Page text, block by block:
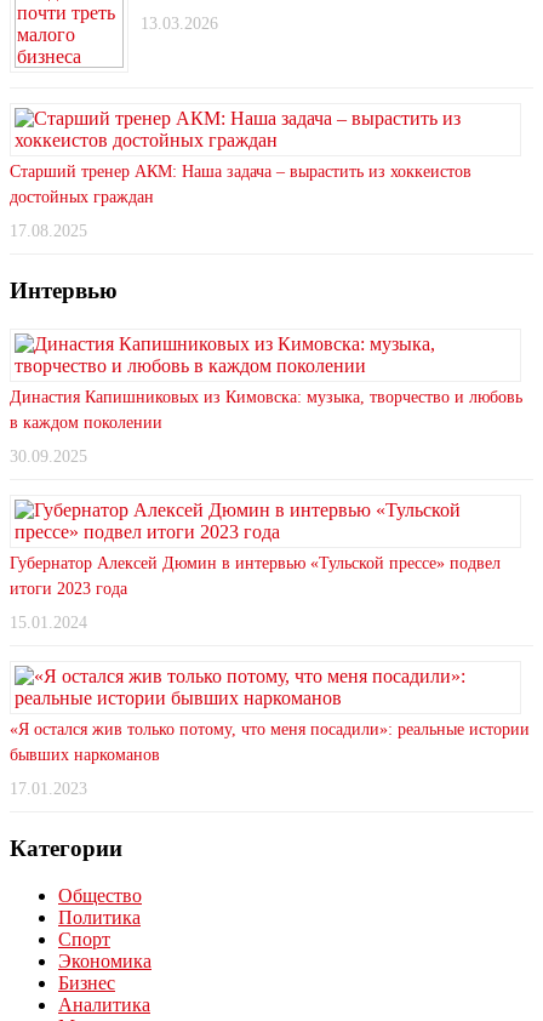
13.03.2026
Старший тренер АКМ: Наша задача – вырастить из хоккеистов
достойных граждан
17.08.2025
Интервью
Династия Капишниковых из Кимовска: музыка, творчество и любовь
в каждом поколении
30.09.2025
Губернатор Алексей Дюмин в интервью «Тульской прессе» подвел
итоги 2023 года
15.01.2024
«Я остался жив только потому, что меня посадили»: реальные истории
бывших наркоманов
17.01.2023
Категории
Общество
Политика
Спорт
Экономика
Бизнес
Аналитика